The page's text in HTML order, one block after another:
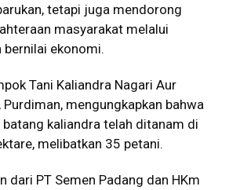
tetapi juga mendorong
masyarakat melalui
bernilai ekonomi.
Tani Kaliandra Nagari Aur
mengungkapkan bahwa
kaliandra telah ditanam di
melibatkan 35 petani.
dari PT Semen Padang dan HKm